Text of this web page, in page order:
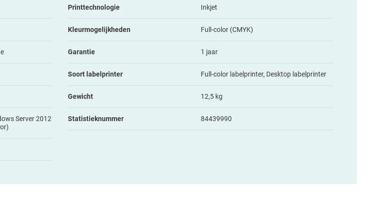
Printtechnologie Inkjet
Kleurmogelijkheden Full-color (CMYK)
Garantie 1 jaar
Soort labelprinter Full-color labelprinter, Desktop labelprinter
Gewicht 12,5 kg
Server 2012
Statistieknummer 84439990